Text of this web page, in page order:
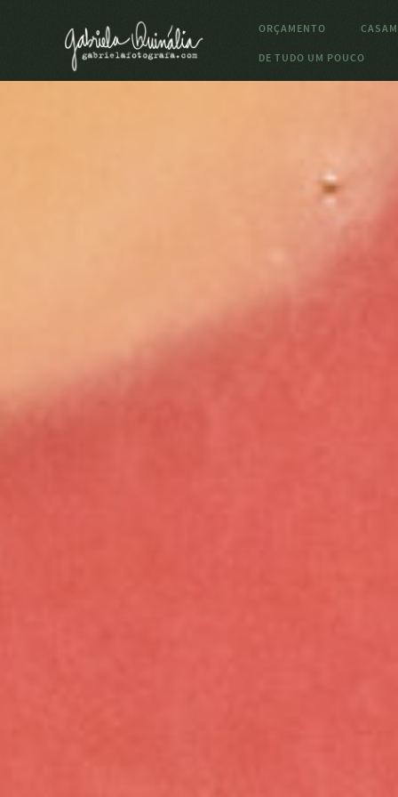
ORÇAMENTO
DE TUDO UM POUCO